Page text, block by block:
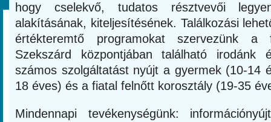
hogy cselekvő, tudatos résztvevői
alakításának, kiteljesítésének. Találkozási
értékteremtő programokat szervezünk a
Szekszárd központjában található irodánk
számos szolgáltatást nyújt a gyermek (10-14
18 éves) és a fiatal felnőtt korosztály (19-35
Mindennapi tevékenységünk: